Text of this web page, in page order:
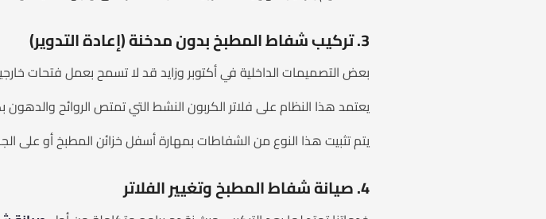
3. تركيب شفاط المطبخ بدون مدخنة (إعادة التدوير)
بعض التصميمات الداخلية في أكتوبر وزايد قد لا تسمح بعمل فتحات
يعتمد هذا النظام على فلاتر الكربون النشط التي تمتص الروائح والدهون
يتم تثبيت هذا النوع من الشفاطات بمهارة أسفل خزائن المطبخ أو على
4. صيانة شفاط المطبخ وتغيير الفلاتر